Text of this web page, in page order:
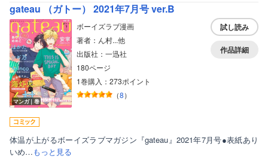
gateau （ガトー） 2021年7月号 ver.B
マンガ｜巻
ボーイズラブ漫画
著者：ん村...他
出版社：一迅社
180ページ
1巻購入：273ポイント
（8）
試し読み
作品詳細
体温が上がるボーイズラブマガジン『gateau』2021年7月号●表紙あり
いめ…もっと見る
ボーイズラブ
ティーンズラブ
女性写真集